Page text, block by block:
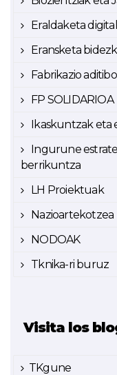
Eraldaketa
Eransketa
Fabrikazio
FP SOLIDARIOA
Ikaskuntzak eta
Ingurune
berrikuntza
LH Proiektuak
Nazioartekotzea
NODOAK
Tknika-ri buruz
Visita los
TKgune